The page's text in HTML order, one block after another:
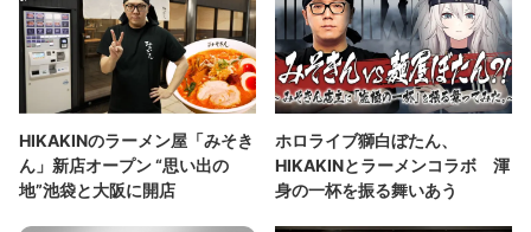
HIKAKINのラーメン屋「みそき
ん」新店オープン “思い出の
地”池袋と大阪に開店
ホロライブ獅白ぼたん、
HIKAKINとラーメンコラボ 渾
身の一杯を振る舞いあう